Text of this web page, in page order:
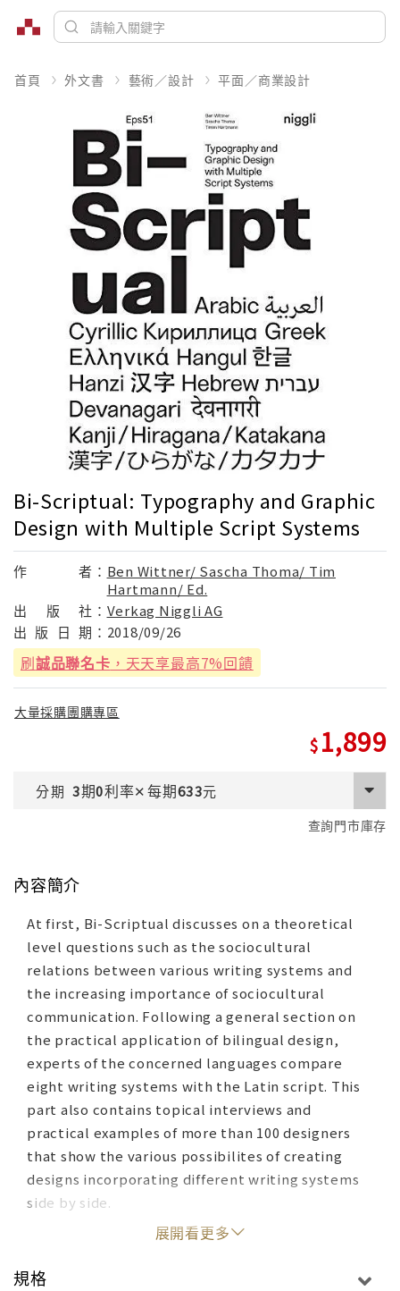
首頁 外文書 藝術／設計 平面／商業設計
Bi-Scriptual: Typography and Graphic
Design with Multiple Script Systems
作 者： Ben Wittner/ Sascha Thoma/ Tim
Hartmann/ Ed.
出
版 社： Verkag Niggli AG
出 版 日 期： 2018/09/26
刷誠品聯名卡 ，天天享最高7%回饋
大量採購團購專區
1,899
分期 3期0利率✕每期633元
查詢門市庫存
內容簡介
At first, Bi-Scriptual discusses on a theoretical
level questions such as the sociocultural
relations between various writing systems and
the increasing importance of sociocultural
communication. Following a general section on
the practical application of bilingual design,
experts of the concerned languages compare
eight writing systems with the Latin script. This
part also contains topical interviews and
practical examples of more than 100 designers
that show the various possibilites of creating
designs incorporating different writing systems
side by side.
展開看更多
規格